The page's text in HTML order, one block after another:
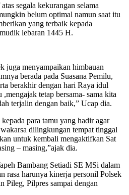
segala kekurangan selama
belum optimal namun saat itu
yang terbaik kepada
lebaran 1445 H.
juga menyampaikan himbauan
berada pada Suasana Pemilu,
berakhir dengan hari Raya idul
tetap bersama- sama kita
terjalin dengan baik,” Ucap dia.
para tamu yang hadir agar
dilingkungan tempat tinggal
untuk kembali mengaktifkan Sat
– masing,”ajak dia.
Bambang Setiadi SE MSi dalam
rasa harunya kinerja personil Polsek
Pileg, Pilpres sampai dengan